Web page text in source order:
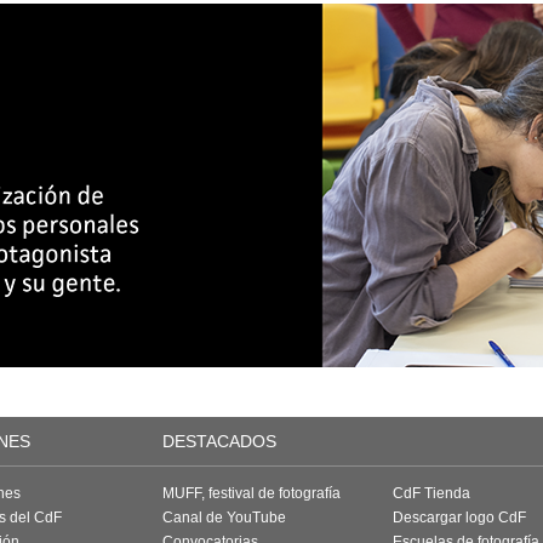
DESTACADOS
del CdF
MUFF, festival de fotografía
Canal de YouTube
CdF Tienda
Descargar logo CdF